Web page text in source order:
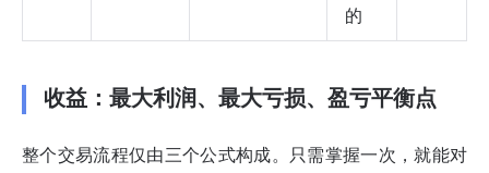
的
收益：最大利润、最大亏损、盈亏平衡点
整个交易流程仅由三个公式构成。只需掌握一次，就能对